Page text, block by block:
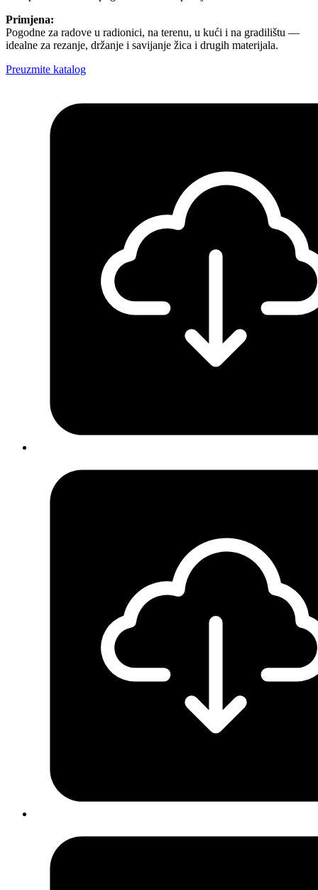
Primjena:
Pogodne za radove u radionici, na terenu, u kući i na gradilištu —
idealne za rezanje, držanje i savijanje žica i drugih materijala.
Preuzmite katalog